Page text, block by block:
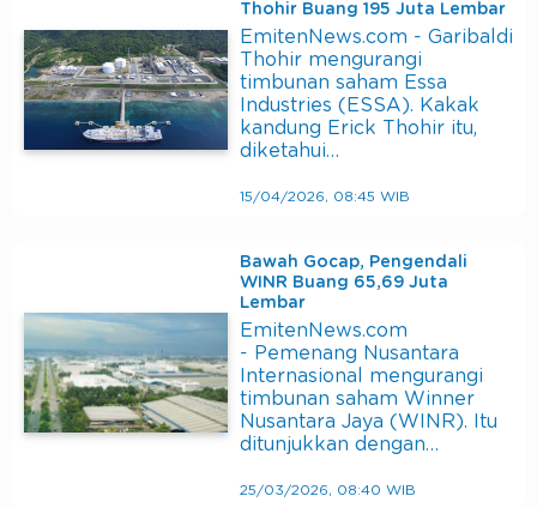
Thohir Buang 195 Juta Lembar
EmitenNews.com - Garibaldi
Thohir mengurangi
timbunan saham Essa
Industries (ESSA). Kakak
kandung Erick Thohir itu,
diketahui…
15/04/2026, 08:45 WIB
Bawah Gocap, Pengendali
WINR Buang 65,69 Juta
Lembar
EmitenNews.com
- Pemenang Nusantara
Internasional mengurangi
timbunan saham Winner
Nusantara Jaya (WINR). Itu
ditunjukkan dengan…
25/03/2026, 08:40 WIB